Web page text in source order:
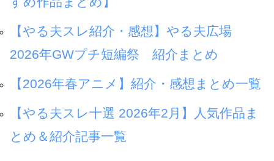
【やる夫スレ紹介・感想】やる夫広場
2026年GWプチ短編祭 紹介まとめ
【2026年春アニメ】紹介・感想まとめ一覧
【やる夫スレ十選 2026年2月】人気作品ま
とめ＆紹介記事一覧